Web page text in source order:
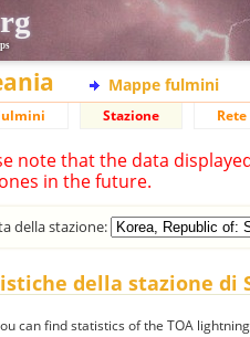
Mappe fulmini
Stazione
note that the data
in the future.
della stazione:
della stazione di
can find statistics of the TOA